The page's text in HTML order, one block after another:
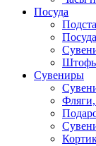
Посуда
Сувениры